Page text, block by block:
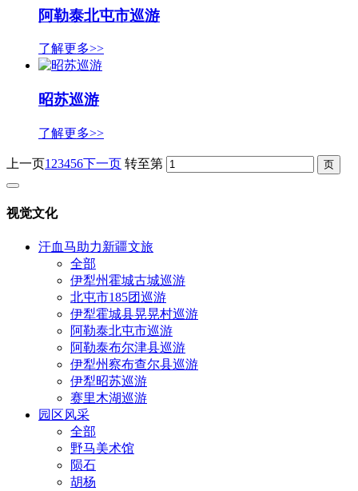
阿勒泰北屯市巡游
了解更多>>
昭苏巡游
了解更多>>
上一页1 23456下一页 转至第
视觉文化
汗血马助力新疆文旅
全部
伊犁州霍城古城巡游
北屯市185团巡游
伊犁霍城县晃晃村巡游
阿勒泰北屯市巡游
阿勒泰布尔津县巡游
伊犁州察布查尔县巡游
伊犁昭苏巡游
赛里木湖巡游
园区风采
全部
野马美术馆
陨石
胡杨